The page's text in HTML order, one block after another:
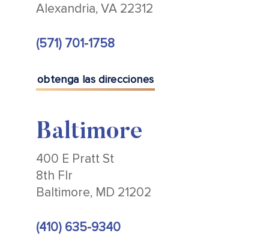
Alexandria, VA 22312
(571) 701-1758
obtenga las direcciones
Baltimore
400 E Pratt St
8th Flr
Baltimore, MD 21202
(410) 635-9340